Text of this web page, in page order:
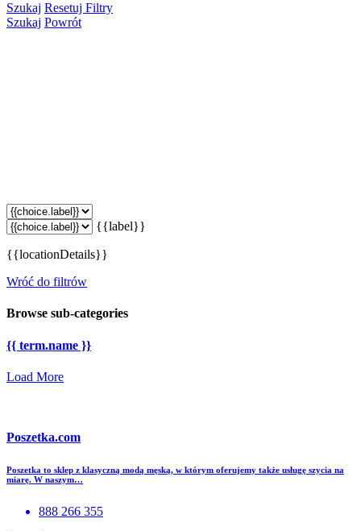
Szukaj Resetuj Filtry
Szukaj Powrót
{{label}}
{{locationDetails}}
Wróć do filtrów
Browse sub-categories
{{ term.name }}
Load More
Poszetka.com
Poszetka to sklep z klasyczną modą męską, w którym oferujemy także usługę szycia na
miarę. W naszym…
888 266 355